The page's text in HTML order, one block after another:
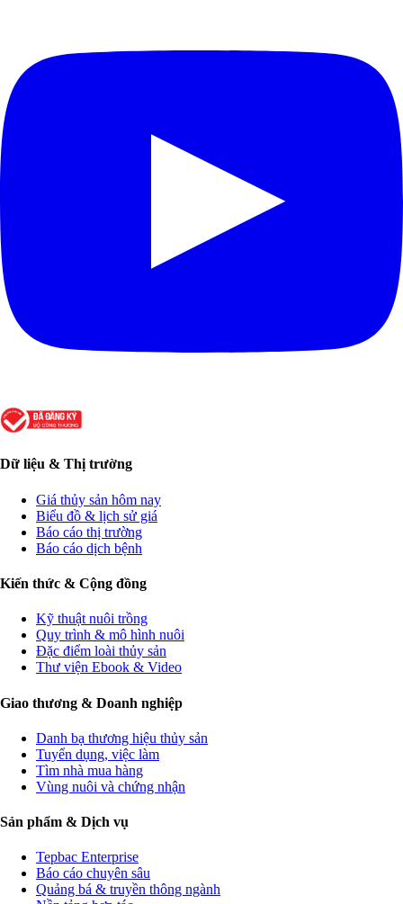
Dữ liệu & Thị trường
Giá thủy sản hôm nay
Biểu đồ & lịch sử giá
Báo cáo thị trường
Báo cáo dịch bệnh
Kiến thức & Cộng đồng
Kỹ thuật nuôi trồng
Quy trình & mô hình nuôi
Đặc điểm loài thủy sản
Thư viện Ebook & Video
Giao thương & Doanh nghiệp
Danh bạ thương hiệu thủy sản
Tuyển dụng, việc làm
Tìm nhà mua hàng
Vùng nuôi và chứng nhận
Sản phẩm & Dịch vụ
Tepbac Enterprise
Báo cáo chuyên sâu
Quảng bá & truyền thông ngành